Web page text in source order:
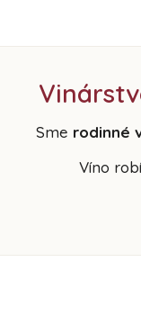
Sme rodinné
Víno